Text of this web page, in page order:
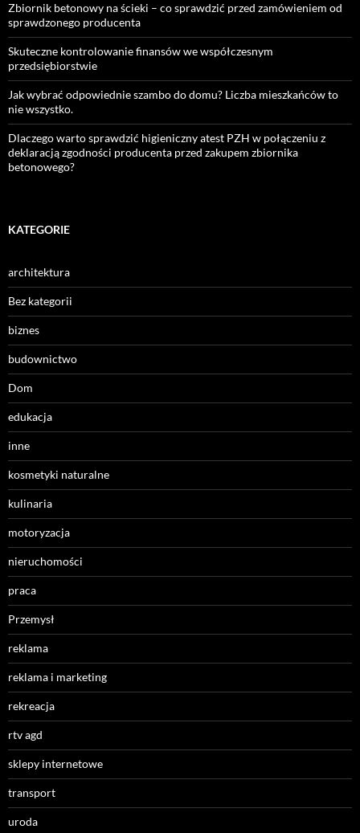
Zbiornik betonowy na ścieki – co sprawdzić przed zamówieniem od
sprawdzonego producenta
Skuteczne kontrolowanie finansów we współczesnym
przedsiębiorstwie
Jak wybrać odpowiednie szambo do domu? Liczba mieszkańców to
nie wszystko.
Dlaczego warto sprawdzić higieniczny atest PZH w połączeniu z
deklaracją zgodności producenta przed zakupem zbiornika
betonowego?
KATEGORIE
architektura
Bez kategorii
biznes
budownictwo
Dom
edukacja
inne
kosmetyki naturalne
kulinaria
motoryzacja
nieruchomości
praca
Przemysł
reklama
reklama i marketing
rekreacja
rtv agd
sklepy internetowe
transport
uroda